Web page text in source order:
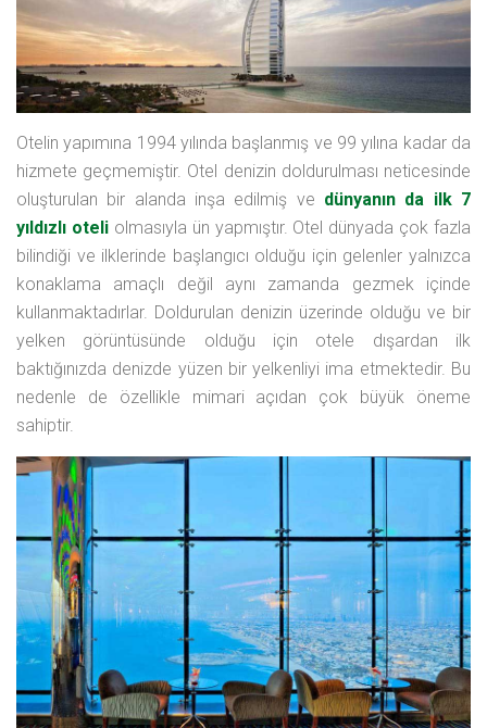
Otelin yapımına 1994 yılında başlanmış ve 99 yılına kadar da
hizmete geçmemiştir. Otel denizin doldurulması neticesinde
oluşturulan bir alanda inşa edilmiş ve dünyanın da ilk 7
yıldızlı oteliolmasıyla ün yapmıştır. Otel dünyada çok fazla
bilindiği ve ilklerinde başlangıcı olduğu için gelenler yalnızca
konaklama amaçlı değil aynı zamanda gezmek içinde
kullanmaktadırlar. Doldurulan denizin üzerinde olduğu ve bir
yelken görüntüsünde olduğu için otele dışardan ilk
baktığınızda denizde yüzen bir yelkenliyi ima etmektedir. Bu
nedenle de özellikle mimari açıdan çok büyük öneme
sahiptir.